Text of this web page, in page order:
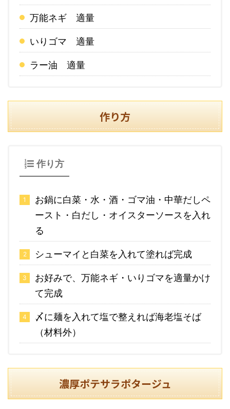
万能ネギ 適量
いりゴマ 適量
ラー油 適量
作り方
作り方
お鍋に白菜・水・酒・ゴマ油・中華だしペ
ースト・白だし・オイスターソースを入れ
る
シューマイと白菜を入れて塗れば完成
お好みで、万能ネギ・いりゴマを適量かけ
て完成
〆に麺を入れて塩で整えれば海老塩そば
（材料外）
濃厚ポテサラポタージュ